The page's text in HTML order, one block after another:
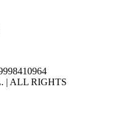
| ALL RIGHTS